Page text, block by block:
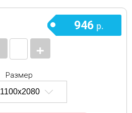
+
946 р.
Размер